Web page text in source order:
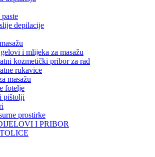
paste
depilacije
i mlijeka za masažu
kozmetički pribor za rad
rukavice
masažu
fotelje
pištolji
prostirke
I PRIBOR